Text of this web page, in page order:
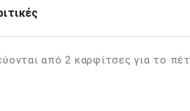
από 2 καρφίτσες για το